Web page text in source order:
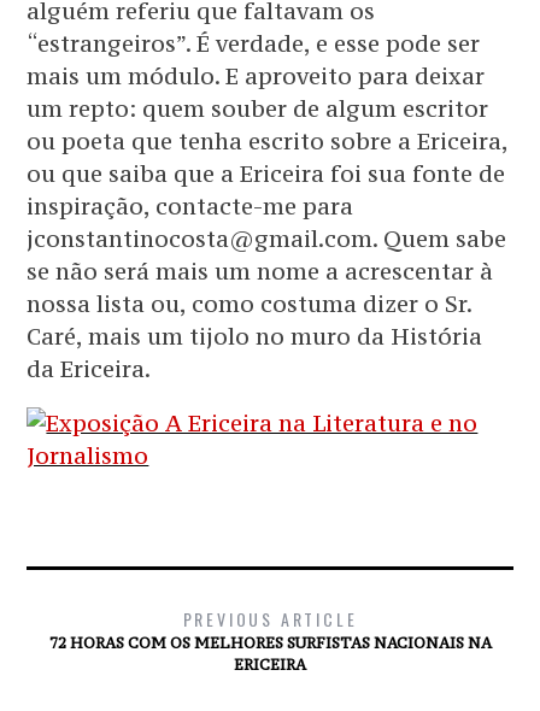
alguém referiu que faltavam os
“estrangeiros”. É verdade, e esse pode ser
mais um módulo. E aproveito para deixar
um repto: quem souber de algum escritor
ou poeta que tenha escrito sobre a Ericeira,
ou que saiba que a Ericeira foi sua fonte de
inspiração, contacte-me para
jconstantinocosta@gmail.com. Quem sabe
se não será mais um nome a acrescentar à
nossa lista ou, como costuma dizer o Sr.
Caré, mais um tijolo no muro da História
da Ericeira.
PREVIOUS ARTICLE
72 HORAS COM OS MELHORES SURFISTAS NACIONAIS NA
ERICEIRA